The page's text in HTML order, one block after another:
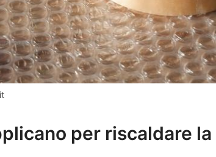
per riscaldare la